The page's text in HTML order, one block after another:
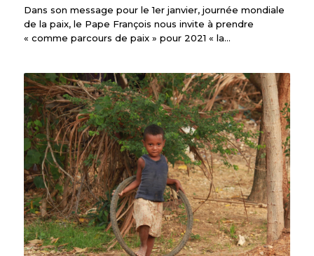
Dans son message pour le 1er janvier, journée mondiale
de la paix, le Pape François nous invite à prendre
« comme parcours de paix » pour 2021 « la…